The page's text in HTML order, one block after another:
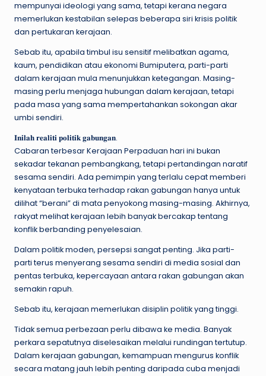
mempunyai ideologi yang sama, tetapi kerana negara
memerlukan kestabilan selepas beberapa siri krisis politik
dan pertukaran kerajaan.
Sebab itu, apabila timbul isu sensitif melibatkan agama,
kaum, pendidikan atau ekonomi Bumiputera, parti-parti
dalam kerajaan mula menunjukkan ketegangan. Masing-
masing perlu menjaga hubungan dalam kerajaan, tetapi
pada masa yang sama mempertahankan sokongan akar
umbi sendiri.
𝐈𝐧𝐢𝐥𝐚𝐡 𝐫𝐞𝐚𝐥𝐢𝐭𝐢 𝐩𝐨𝐥𝐢𝐭𝐢𝐤 𝐠𝐚𝐛𝐮𝐧𝐠𝐚𝐧.
Cabaran terbesar Kerajaan Perpaduan hari ini bukan
sekadar tekanan pembangkang, tetapi pertandingan naratif
sesama sendiri. Ada pemimpin yang terlalu cepat memberi
kenyataan terbuka terhadap rakan gabungan hanya untuk
dilihat “berani” di mata penyokong masing-masing. Akhirnya,
rakyat melihat kerajaan lebih banyak bercakap tentang
konflik berbanding penyelesaian.
Dalam politik moden, persepsi sangat penting. Jika parti-
parti terus menyerang sesama sendiri di media sosial dan
pentas terbuka, kepercayaan antara rakan gabungan akan
semakin rapuh.
Sebab itu, kerajaan memerlukan disiplin politik yang tinggi.
Tidak semua perbezaan perlu dibawa ke media. Banyak
perkara sepatutnya diselesaikan melalui rundingan tertutup.
Dalam kerajaan gabungan, kemampuan mengurus konflik
secara matang jauh lebih penting daripada cuba menjadi